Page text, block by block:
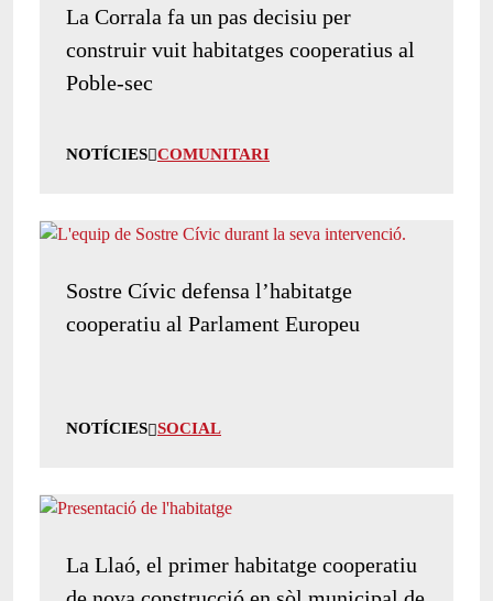
La Corrala fa un pas decisiu per
construir vuit habitatges cooperatius al
Poble-sec
NOTÍCIES COMUNITARI
Sostre Cívic defensa l’habitatge
cooperatiu al Parlament Europeu
NOTÍCIES SOCIAL
La Llaó, el primer habitatge cooperatiu